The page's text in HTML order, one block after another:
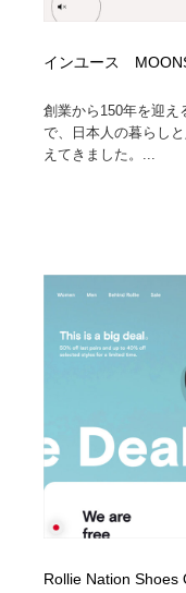
インユース
創業から150年を迎え
で、日本人の暮らし
えてきました。...
Rollie Nation Shoes